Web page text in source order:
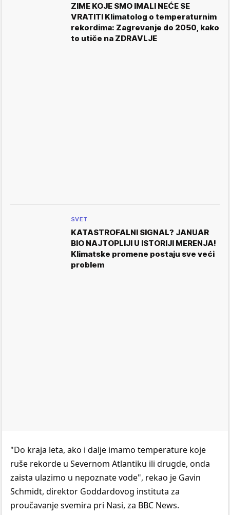
ZIME KOJE SMO IMALI NEĆE SE
VRATITI Klimatolog o temperaturnim
rekordima: Zagrevanje do 2050, kako
to utiče na ZDRAVLJE
SVET
KATASTROFALNI SIGNAL? JANUAR
BIO NAJTOPLIJI U ISTORIJI MERENJA!
Klimatske promene postaju sve veći
problem
"Do kraja leta, ako i dalje imamo temperature koje
ruše rekorde u Severnom Atlantiku ili drugde, onda
zaista ulazimo u nepoznate vode", rekao je Gavin
Schmidt, direktor Goddardovog instituta za
proučavanje svemira pri Nasi, za BBC News.